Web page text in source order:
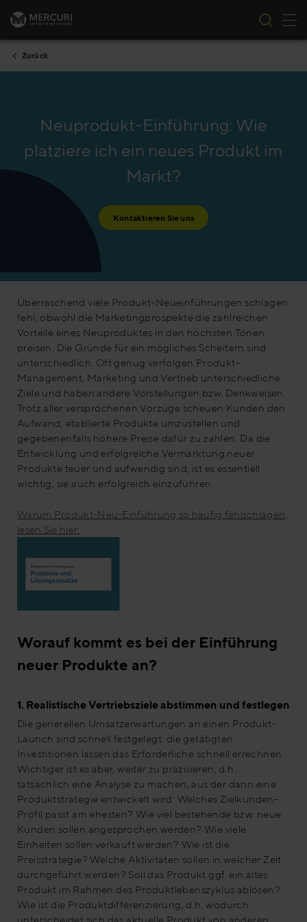
Zum Inhalt springen
Zurück
Neuprodukt-Einführung: Wie
platziere ich ein neues Produkt im
Markt?
Kontaktieren Sie uns
Überraschend viele Produkt-Neueinführungen schlagen
fehl, obwohl die Marketingprospekte die zahlreichen
Vorteile eines Neuproduktes in den höchsten Tönen
preisen. Die Gründe für ein mögliches Scheitern sind
unterschiedlich. Oft genug verfolgen Produkt-
Management, Marketing und Vertrieb unterschiedliche
Ziele und haben andere Vorstellungen bzw. Denkweisen.
Trotz aller versprochenen Vorzüge scheuen Kunden den
Aufwand, etablierte Produkte umzustellen und
gegebenenfalls höhere Preise dafür zu zahlen. Da die
Entwicklung und erfolgreiche Vermarktung neuer
Produkte teuer und aufwendig sind, ist es essentiell
wichtig, sie auch erfolgreich einzuführen.
Warum Produkt-Neu-Einführung so häufig fehlschlagen,
lesen Sie hier:
Worauf kommt es bei der Einführung
neuer Produkte an?
1. Realistische Vertriebsziele abstimmen und festlegen
Die generellen Umsatzerwartungen an einen Produkt-
Launch sind schnell festgelegt: die getätigten
Investitionen lassen das Erforderliche schnell errechnen.
Wichtiger ist es aber, weiter zu präzisieren, d.h.
tatsächlich eine Analyse zu machen, aus der dann eine
Produktstrategie entwickelt wird: Welches Zielkunden-
Profil passt am ehesten? Wie viel bestehende bzw. neue
Kunden sollen angesprochen werden? Wie viele
Einheiten sollen verkauft werden? Wie ist die
Preisstrategie? Welche Aktivitäten sollen in welcher Zeit
durchgeführt werden? Soll das Produkt ggf. ein altes
Produkt im Rahmen des Produktlebenszyklus ablösen?
Wie ist die Produktdifferenzierung, d.h. wodurch
unterscheidet sich das aktuelle Produkt von anderen